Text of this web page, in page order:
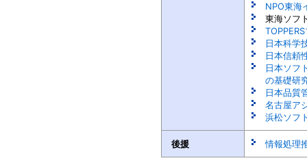
NPO東海
東海ソフ
日本科学
日本信頼
日本ソフ
の基礎研
日本品質
名古屋ア
浜松ソフ
後援 情報処理